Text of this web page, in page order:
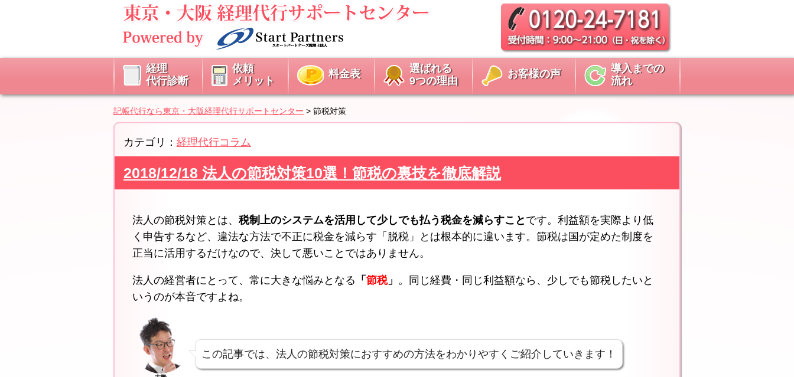
経理
代行診断
依頼
メリット
料金表
選ばれる
9つの理由
お客様の声
導入までの
流れ
記帳代行なら東京・大阪経理代行サポートセンター > 節税対策
カテゴリ： 経理代行コラム
2018/12/18 法人の節税対策10選！節税の裏技を徹底解説
法人の節税対策とは、 税制上のシステムを活用して少しでも払う税金を減らすこと です。利益額を実際より低
く申告するなど、違法な方法で不正に税金を減らす「脱税」とは根本的に違います。節税は国が定めた制度を
正当に活用するだけなので、決して悪いことではありません。
法人の経営者にとって、常に大きな悩みとなる 「 節税」 。同じ経費・同じ利益額なら、少しでも節税したいと
いうのが本音ですよね。
この記事では、法人の節税対策におすすめの方法をわかりやすくご紹介していきます！